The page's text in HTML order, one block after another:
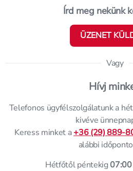
Írd meg nekünk
ÜZENET
Vagy
Hívj
Telefonos ügyfélszolgálatunk a
kivéve
Keress minket a+36 (29) 889-
alábbi
Hétfőtől péntekig